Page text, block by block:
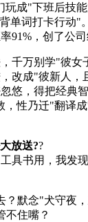
成"下班后技
单词打卡行动"
91%，创了公司
千万别学"彼女
改成"彼新人，
悠，得把经典
，性乃迁"翻译
放送??
具书用，我发
？默念"犬守夜
不住嘴？